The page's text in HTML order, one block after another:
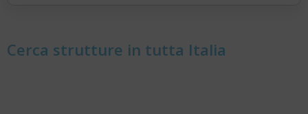
Cerca strutture in tutta Italia